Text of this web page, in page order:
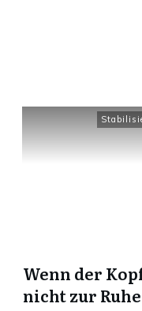
Wenn der
nicht zur Ruhe